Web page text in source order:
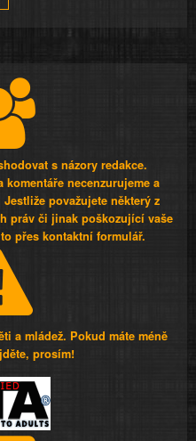
s názory redakce.
necenzurujeme a
považujete některý z
práv či jinak poškozující vaše
přes kontaktní formulář.
a mládež. Pokud máte méně
prosím!